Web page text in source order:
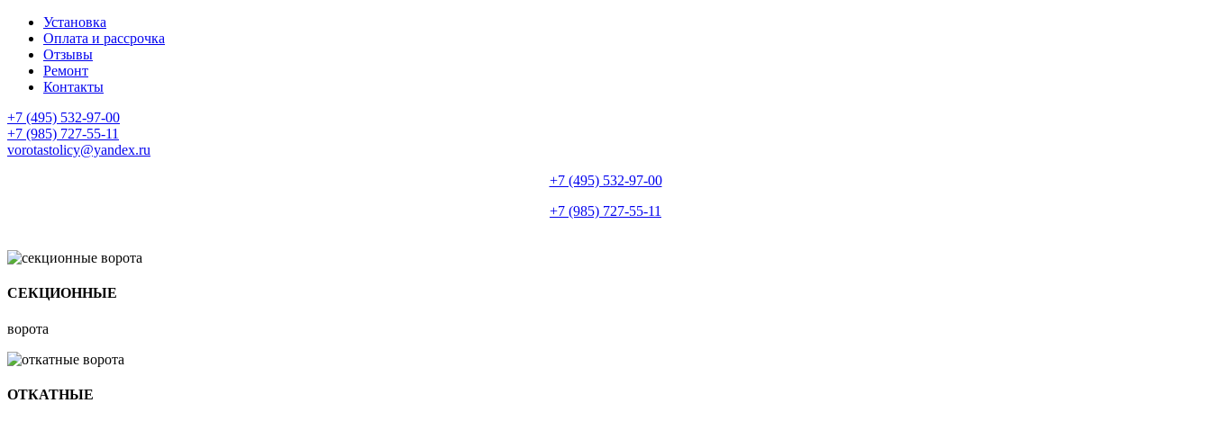
Установка
Оплата и рассрочка
Отзывы
Ремонт
Контакты
+7 (495) 532-97-00
+7 (985) 727-55-11
vorotastolicy@yandex.ru
+7 (495) 532-97-00
+7 (985) 727-55-11
СЕКЦИОННЫЕ
ворота
ОТКАТНЫЕ